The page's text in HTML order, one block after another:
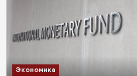
Экономика